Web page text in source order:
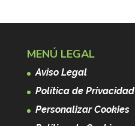
MENÚ LEGAL
Aviso Legal
Política de Privacidad
Personalizar Cookies